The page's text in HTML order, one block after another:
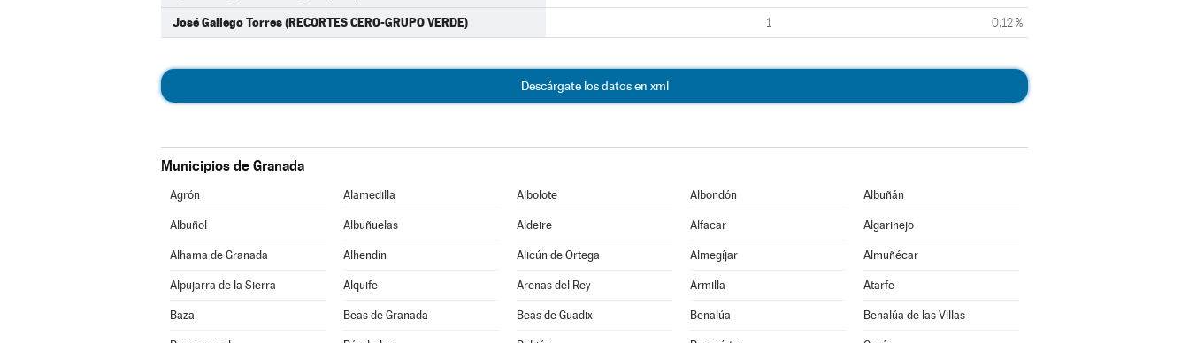
José Gallego Torres (RECORTES CERO-GRUPO VERDE) 1 0,12 %
Descárgate los datos en xml
Municipios de Granada
Agrón Alamedilla Albolote Albondón Albuñán
Albuñol Albuñuelas Aldeire Alfacar Algarinejo
Alhama de Granada Alhendín Alicún de Ortega Almegíjar Almuñécar
Alpujarra de la Sierra Alquife Arenas del Rey Armilla Atarfe
Baza Beas de Granada Beas de Guadix Benalúa Benalúa de las Villas